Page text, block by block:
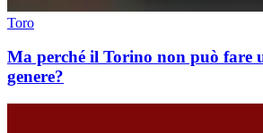
Toro
Ma perché il Torino non può fare
genere?